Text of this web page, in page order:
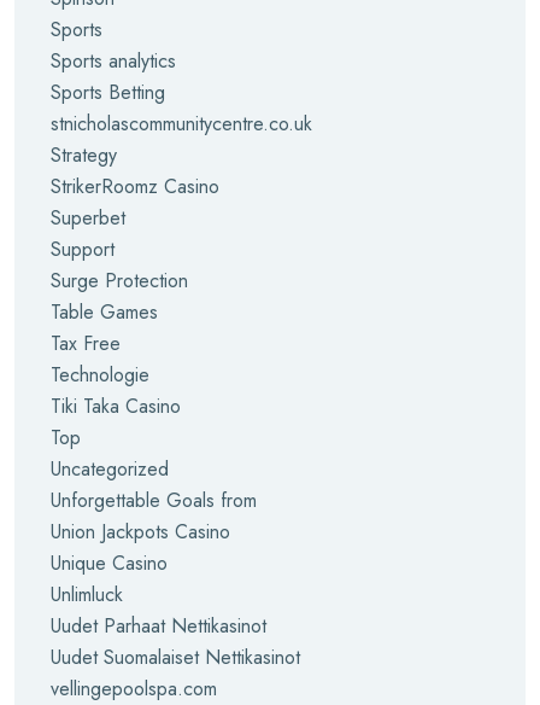
Sports
Sports analytics
Sports Betting
stnicholascommunitycentre.co.uk
Strategy
StrikerRoomz Casino
Superbet
Support
Surge Protection
Table Games
Tax Free
Technologie
Tiki Taka Casino
Top
Uncategorized
Unforgettable Goals from
Union Jackpots Casino
Unique Casino
Unlimluck
Uudet Parhaat Nettikasinot
Uudet Suomalaiset Nettikasinot
vellingepoolspa.com